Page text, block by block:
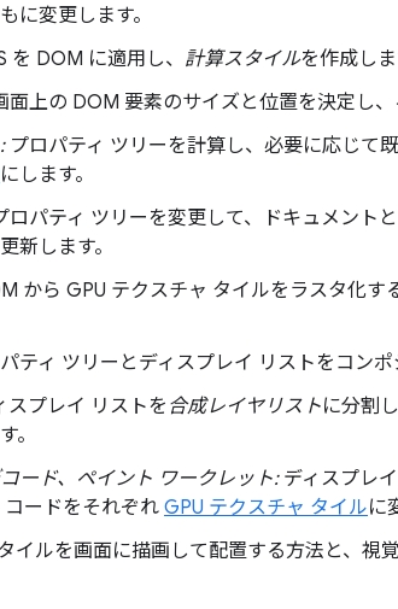
に変更します。
を DOM に適用し、 計算スタイルを作成しま
面上の DOM 要素のサイズと位置を決定し、
プロパティ ツリーを計算し、必要に応じて
にします。
ロパティ ツリーを変更して、ドキュメント
新します。
から GPU テクスチャ タイルをラスタ化す
ティ ツリーとディスプレイ リストをコンポ
スプレイ リストを 合成レイヤリストに分割
。
ード、ペイント ワークレット:ディスプレ
ードをそれぞれGPU テクスチャ タイルに
イルを画面に描画して配置する方法と、視